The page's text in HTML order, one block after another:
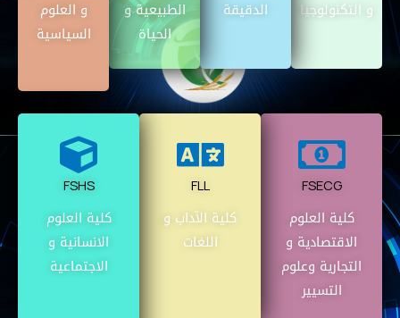
و التكنولوجيا
الدقيقة
الطبيعية و
الحياة
و العلوم
السياسية
FSECG
كلية العلوم
الاقتصادية و
التجارية وعلوم
التسيير
FLL
كلية الآداب و
اللغات
FSHS
كلية العلوم
الانسانية و
الاجتماعية